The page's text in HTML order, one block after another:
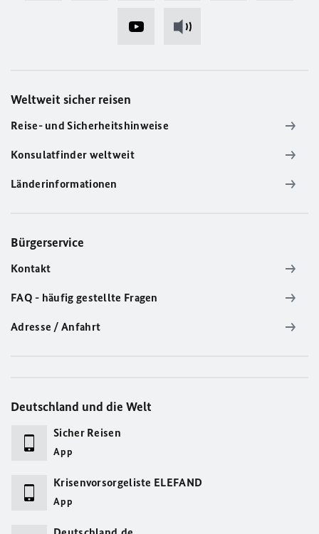
Weltweit sicher reisen
Reise- und Sicherheitshinweise
Konsulatfinder weltweit
Länderinformationen
Bürgerservice
Kontakt
FAQ - häufig gestellte Fragen
Adresse / Anfahrt
Deutschland und die Welt
Sicher Reisen
App
Krisenvorsorgeliste ELEFAND
App